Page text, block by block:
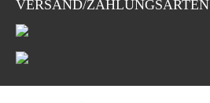
VERSAND/ZAHLUNGSARTEN